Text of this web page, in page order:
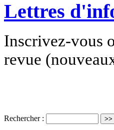
Lettres
Inscrivez-vous
revue
Rechercher :